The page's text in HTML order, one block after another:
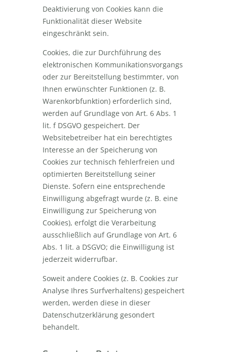
Deaktivierung von Cookies kann die
Funktionalität dieser Website
eingeschränkt sein.
Cookies, die zur Durchführung des
elektronischen Kommunikationsvorgangs
oder zur Bereitstellung bestimmter, von
Ihnen erwünschter Funktionen (z. B.
Warenkorbfunktion) erforderlich sind,
werden auf Grundlage von Art. 6 Abs. 1
lit. f DSGVO gespeichert. Der
Websitebetreiber hat ein berechtigtes
Interesse an der Speicherung von
Cookies zur technisch fehlerfreien und
optimierten Bereitstellung seiner
Dienste. Sofern eine entsprechende
Einwilligung abgefragt wurde (z. B. eine
Einwilligung zur Speicherung von
Cookies), erfolgt die Verarbeitung
ausschließlich auf Grundlage von Art. 6
Abs. 1 lit. a DSGVO; die Einwilligung ist
jederzeit widerrufbar.
Soweit andere Cookies (z. B. Cookies zur
Analyse Ihres Surfverhaltens) gespeichert
werden, werden diese in dieser
Datenschutzerklärung gesondert
behandelt.